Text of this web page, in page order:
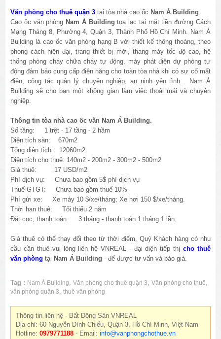
Văn phòng cho thuê quận 3tại tòa nhà cao ốc Nam Á Building
Cao ốc văn phòng Nam Á Buildingtọa lạc tại mặt tiền đường Cách
Mạng Tháng 8, Phường 4, Quận 3, Thành Phố Hồ Chí Minh. Nam Á
Building là cao ốc văn phòng hạng B với thiết kế thông thoáng, theo
phong cách hiện đại, trang thiết bị mới, thang máy tốc độ cao, hệ
thống phòng cháy chữa cháy tự động, máy phát điện dự phòng tự
động đảm bảo cung cấp điện năng cho toàn tòa nhà khi có sự cố mất
điện, công tác quản lý chuyên nghiệp, an ninh yên tĩnh... Nam Á
Building sẽ cho bạn một không gian làm việc thoải mái và chuyên
nghiệp.
Thông tin tòa nhà cao ốc văn Nam Á Building.
Số tầng: 1 trệt - 17 tầng - 2 hầm
Diện tích sàn: 670m2
Tổng diện tích: 12060m2
Diện tích cho thuê: 140m2 - 200m2 - 300m2 - 500m2
Giá thuê: 17 USD/m2
Phí dịch vụ: Chưa bao gồm 5$ phí dịch vụ
Thuế GTGT: Chưa bao gồm thuế 10%
Phí gửi xe: Xe máy 10 $/xe/tháng; Xe hơi 150 $/xe/tháng.
Thời hạn thuê: Tối thiểu 2 năm
Đặt cọc, thanh toán: 3 tháng - thanh toán 1 tháng 1 lần.
Giá thuê có thể thay đổi theo từ thời điểm, Quý Khách hàng có nhu
cầu cần thuê vui lòng liên hệ VNREAL - đại diện tiếp thị cho thuê
văn phòngtại Nam Á Building- để được tư vấn và báo giá.
Tag : Nam Á Building ,Văn phòng cho thuê quận 3 ,Văn phòng cho thuê
văn phòng quận 3 ,thuê văn phòng
Thông tin liên hệ - Bất Động Sản VNREAL
Địa chỉ: 60 Nguyễn Đình Chiểu, Quận 3, Hồ Chí Minh, Việt Nam
Hotline:0979771188 - Email:info@vanphongchothue.vn